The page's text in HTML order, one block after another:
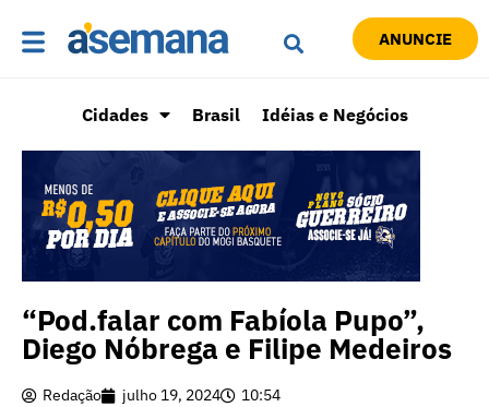
ANUNCIE
Cidades Brasil Idéias e Negócios
“Pod.falar com Fabíola Pupo”,
Diego Nóbrega e Filipe Medeiros
Redação julho 19, 2024 10:54